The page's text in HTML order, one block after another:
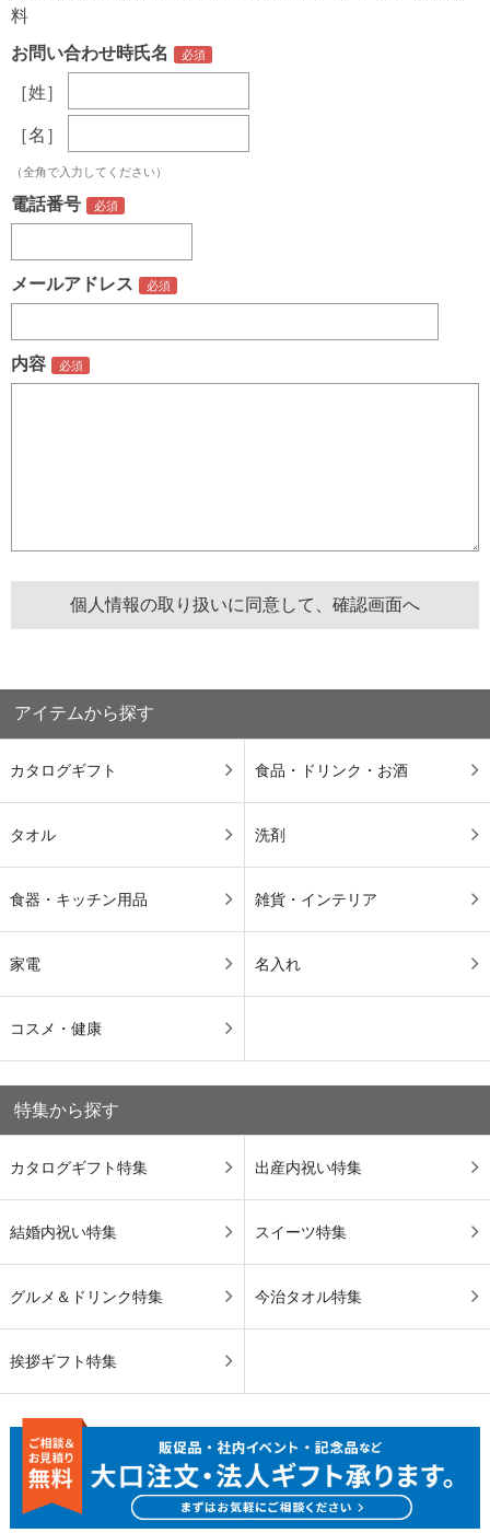
料
お問い合わせ時氏名
［姓］
［名］
（全角で入力してください）
電話番号
メールアドレス
内容
アイテムから探す
カタログギフト 食品・ドリンク・お酒
タオル 洗剤
食器・キッチン用品 雑貨・インテリア
家電 名入れ
コスメ・健康
特集から探す
カタログギフト特集 出産内祝い特集
結婚内祝い特集 スイーツ特集
グルメ＆ドリンク特集 今治タオル特集
挨拶ギフト特集